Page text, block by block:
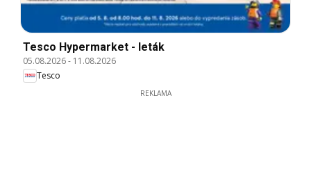
Tesco Hypermarket - leták
05.08.2026- 11.08.2026
Tesco
REKLAMA